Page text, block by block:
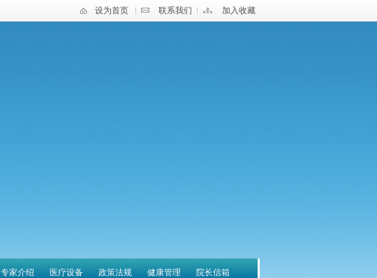
设为首页 联系我们 加入收藏
院长信箱
健康管理
政策法规
医疗设备
专家介绍